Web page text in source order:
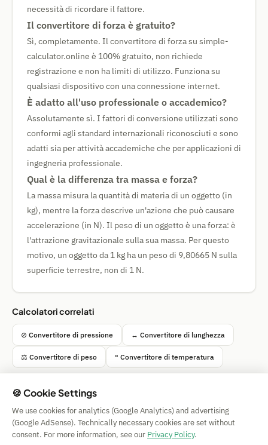
necessità di ricordare il fattore.
Il convertitore di forza è gratuito?
Sì, completamente. Il convertitore di forza su simple-
calculator.online è 100% gratuito, non richiede
registrazione e non ha limiti di utilizzo. Funziona su
qualsiasi dispositivo con una connessione internet.
È adatto all'uso professionale o accademico?
Assolutamente sì. I fattori di conversione utilizzati sono
conformi agli standard internazionali riconosciuti e sono
adatti sia per attività accademiche che per applicazioni di
ingegneria professionale.
Qual è la differenza tra massa e forza?
La massa misura la quantità di materia di un oggetto (in
kg), mentre la forza descrive un'azione che può causare
accelerazione (in N). Il peso di un oggetto è una forza: è
l'attrazione gravitazionale sulla sua massa. Per questo
motivo, un oggetto da 1 kg ha un peso di 9,80665 N sulla
superficie terrestre, non di 1 N.
Calcolatori correlati
⊘ Convertitore di pressione ↔ Convertitore di lunghezza
⚖ Convertitore di peso ° Convertitore di temperatura
Simple Calculator
Impressum
| Privacy | Terms |
🍪 Cookies
🍪 Cookie Settings
We use cookies for analytics (Google Analytics) and advertising
(Google AdSense). Technically necessary cookies are set without
consent. For more information, see our Privacy Policy.